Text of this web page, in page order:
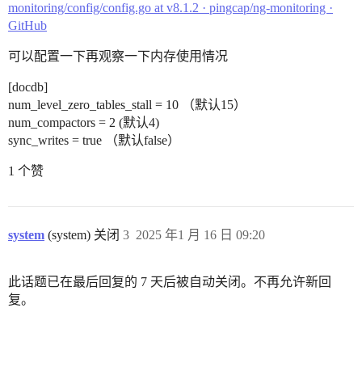
monitoring/config/config.go at v8.1.2 · pingcap/ng-monitoring ·
GitHub
可以配置一下再观察一下内存使用情况
[docdb]
num_level_zero_tables_stall = 10 （默认15）
num_compactors = 2 (默认4)
sync_writes = true （默认false）
1 个赞
system (system) 关闭 2025 年1 月 16 日 09:20
3
此话题已在最后回复的 7 天后被自动关闭。不再允许新回
复。